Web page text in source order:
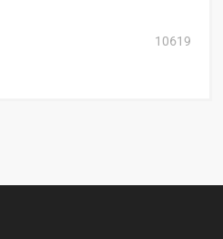
10619